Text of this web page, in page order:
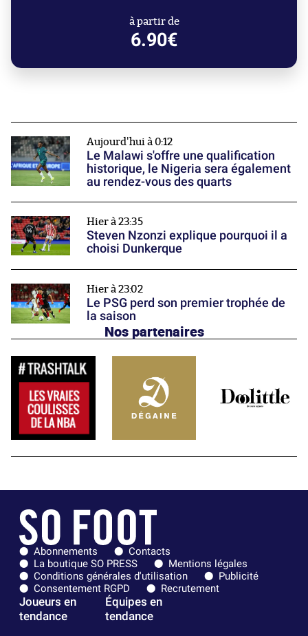
à partir de
6.90€
Aujourd'hui à 0:12
Le Malawi s'offre une qualification
historique, le Nigeria sera également
au rendez-vous des quarts
Hier à 23:35
Steven Nzonzi explique pourquoi il a
choisi Dunkerque
Hier à 23:02
Le PSG perd son premier trophée de
la saison
Nos partenaires
Abonnements
Contacts
La boutique SO PRESS
Mentions légales
Conditions générales d'utilisation
Publicité
Consentement RGPD
Recrutement
Joueurs en
tendance
Équipes en
tendance